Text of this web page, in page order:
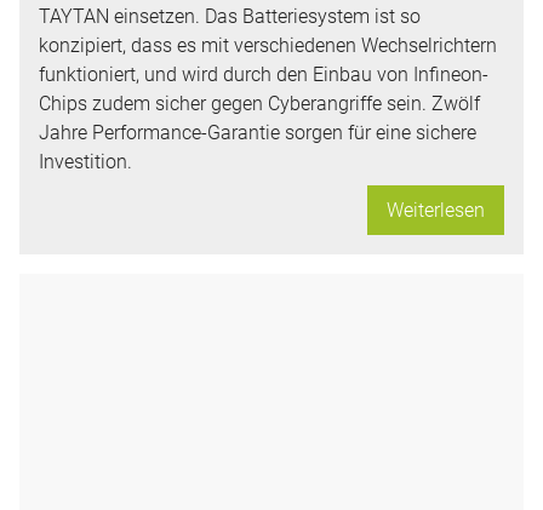
TAYTAN einsetzen. Das Batteriesystem ist so
konzipiert, dass es mit verschiedenen Wechselrichtern
funktioniert, und wird durch den Einbau von Infineon-
Chips zudem sicher gegen Cyberangriffe sein. Zwölf
Jahre Performance-Garantie sorgen für eine sichere
Investition.
Weiterlesen